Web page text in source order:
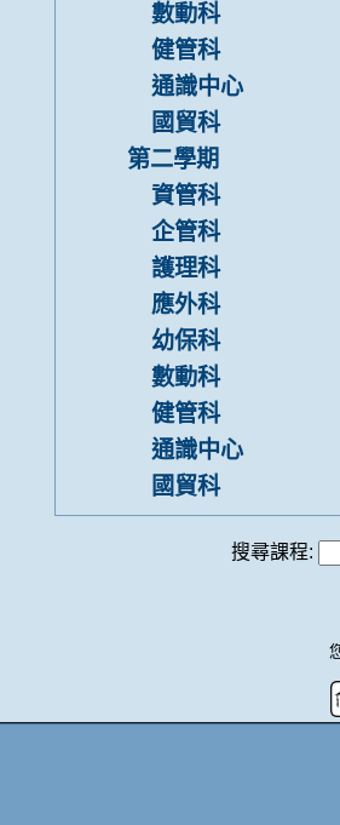
數動科
健管科
通識中心
國貿科
第二學期
資管科
企管科
護理科
應外科
幼保科
數動科
健管科
通識中心
國貿科
搜尋課程: